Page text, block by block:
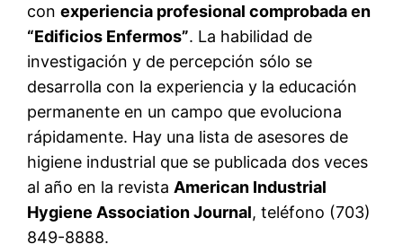
conexperiencia profesional comprobada en
“Edificios Enfermos”. La habilidad de
investigación y de percepción sólo se
desarrolla con la experiencia y la educación
permanente en un campo que evoluciona
rápidamente. Hay una lista de asesores de
higiene industrial que se publicada dos veces
al año en la revista American Industrial
Hygiene Association Journal, teléfono (703)
849-8888.